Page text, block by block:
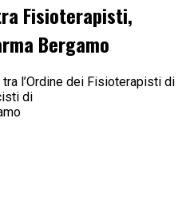
Fisioterapisti,
Bergamo
l’Ordine dei Fisioterapisti di
di